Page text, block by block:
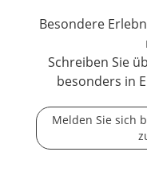
Besondere
Schreiben Sie
besonders in
Melden Sie sich